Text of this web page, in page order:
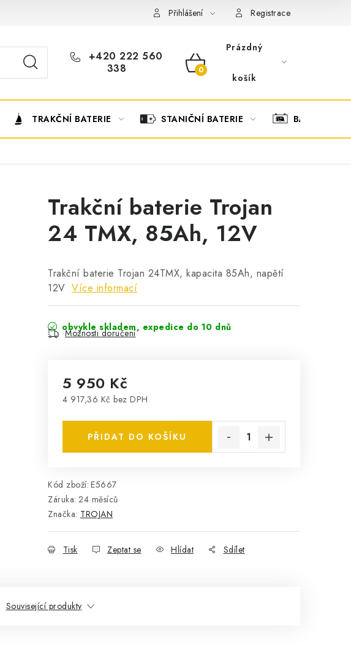
OBCHODNÍ PODMÍNKY OCHRANA OSOBNÍCH ÚDAJŮ
Přihlášení Registrace
+420 222 560
338
NÁKUPNÍ
Prázdný
košík
TRAKČNÍ BATERIE STANIČNÍ BATERIE BATERIOVÉ
Trakční baterie Trojan
24 TMX, 85Ah, 12V
Trakční baterie Trojan 24TMX, kapacita 85Ah, napětí
12V Více informací
obvykle skladem, expedice do 10 dnů
Možnosti doručení
5 950 Kč
4 917,36 Kč bez DPH
PŘIDAT DO KOŠÍKU
Kód zboží: E5667
Záruka: 24 měsíců
Značka: TROJAN
Tisk Zeptat se Hlídat Sdílet
Související produkty